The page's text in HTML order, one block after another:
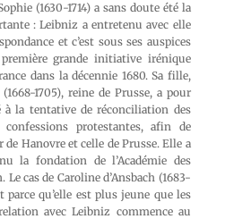
(1630-1714) a sans doute été la
: Leibniz a entretenu avec elle
et c’est sous ses auspices
grande initiative irénique
dans la décennie 1680. Sa fille,
1705), reine de Prusse, a pour
à la tentative de réconciliation des
confessions protestantes, afin de
de Hanovre et celle de Prusse. Elle a
la fondation de l’Académie des
Le cas de Caroline d’Ansbach (1683-
parce qu’elle est plus jeune que les
avec Leibniz commence au